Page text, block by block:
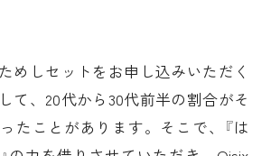
めしセットをお申し込みいただく
て、20代から30代前半の割合がそ
たことがあります。そこで、『は